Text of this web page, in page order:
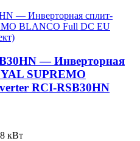
— Инверторная
SUPREMO
RCI-RSB30HN
кВт